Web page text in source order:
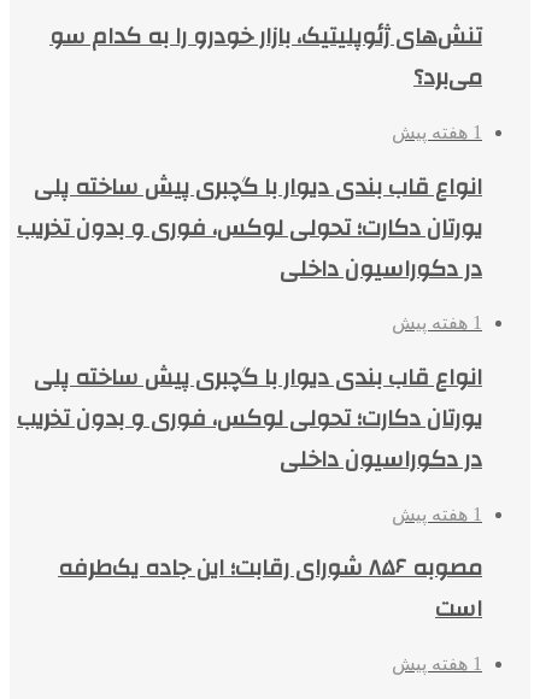
تنش‌های ژئوپلیتیک، بازار خودرو را به کدام سو
می‌برد؟
1 هفته پیش
انواع قاب بندی دیوار با گچبری پیش ساخته پلی
یورتان دکارت؛ تحولی لوکس، فوری و بدون تخریب
در دکوراسیون داخلی
1 هفته پیش
انواع قاب بندی دیوار با گچبری پیش ساخته پلی
یورتان دکارت؛ تحولی لوکس، فوری و بدون تخریب
در دکوراسیون داخلی
1 هفته پیش
مصوبه ۸۵۶ شورای رقابت؛ این جاده یک‌طرفه
است
1 هفته پیش